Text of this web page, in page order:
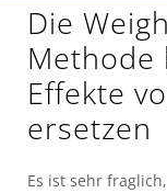
Die
Methode
Effekte
ersetzen
Es ist sehr